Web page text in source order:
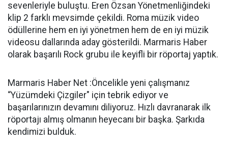
sevenleriyle buluştu. Eren Özsan Yönetmenliğindeki
klip 2 farklı mevsimde çekildi. Roma müzik video
ödüllerine hem en iyi yönetmen hem de en iyi müzik
videosu dallarında aday gösterildi. Marmaris Haber
olarak başarılı Rock grubu ile keyifli bir röportaj yaptık.
Marmaris Haber Net :Öncelikle yeni çalışmanız
“Yüzümdeki Çizgiler" için tebrik ediyor ve
başarılarınızın devamını diliyoruz. Hızlı davranarak ilk
röportajı almış olmanın heyecanı bir başka. Şarkıda
kendimizi bulduk.